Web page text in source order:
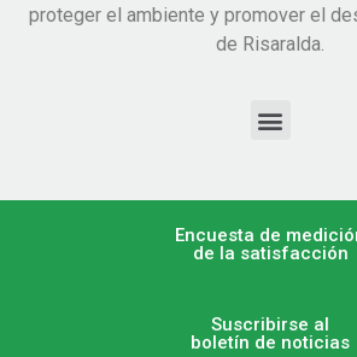
proteger el ambiente y promover el
de Risaralda.
Encuesta de
de la satisfacción
Suscribirse al
boletín de noticias